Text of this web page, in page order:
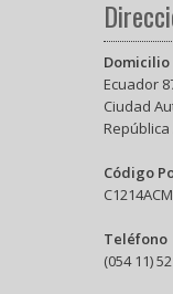
Domicilio
Ecuador
Ciudad
Código
C1214ACM
Teléfono
(054 11)